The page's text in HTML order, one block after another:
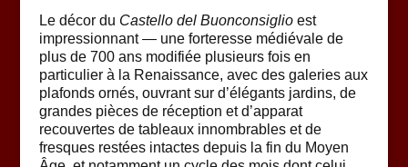
Le décor du Castello del Buonconsiglioest
impressionnant — une forteresse médiévale de
plus de 700 ans modifiée plusieurs fois en
particulier à la Renaissance, avec des galeries aux
plafonds ornés, ouvrant sur d’élégants jardins, de
grandes pièces de réception et d’apparat
recouvertes de tableaux innombrables et de
fresques restées intactes depuis la fin du Moyen